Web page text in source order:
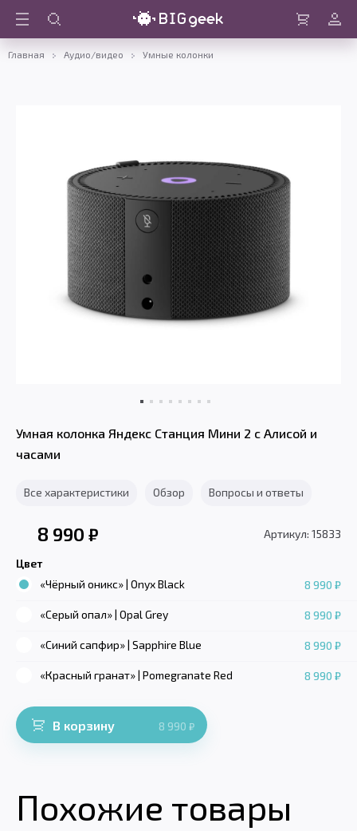
Войти
Главная Аудио/видео Умные колонки
Умная колонка Яндекс Станция Мини 2 с Алисой и
часами
Все характеристики Обзор Вопросы и ответы
8 990 ₽ Артикул: 15833
Цвет
«Чёрный оникс» | Onyx Black
8 990 ₽
«Серый опал» | Opal Grey 8 990 ₽
«Синий сапфир» | Sapphire Blue 8 990 ₽
«Красный гранат» | Pomegranate Red 8 990 ₽
В корзину 8 990 ₽
Похожие товары